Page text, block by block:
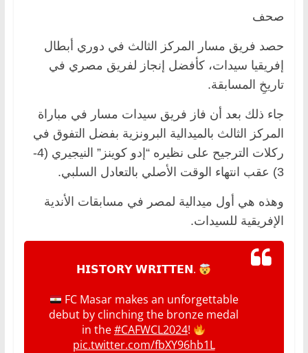
صحف
حصد فريق مسار المركز الثالث في دوري أبطال
إفريقيا سيدات، كأفضل إنجاز لفريق مصري في
تاريخِ المسابقة.
جاء ذلك بعد أن فاز فريق سيدات مسار في مباراة
المركز الثالث بالميدالية البرونزية بفضل التفوق في
ركلات الترجيح على نظيره “إدو كوينز” النيجيري (4-
3) عقب انتهاء الوقت الأصلي بالتعادل السلبي.
وهذه هي أول ميدالية لمصر في مسابقات الأندية
الإفريقية للسيدات.
𝗛𝗜𝗦𝗧𝗢𝗥𝗬 𝗪𝗥𝗜𝗧𝗧𝗘𝗡.
FC Masar makes an unforgettable
debut by clinching the bronze medal
in the#CAFWCL2024!
pic.twitter.com/fbXY96hb1L